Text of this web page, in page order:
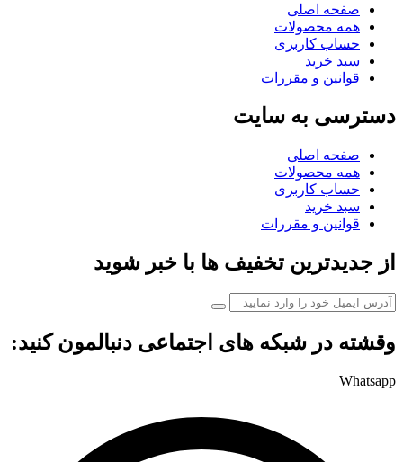
صفحه اصلی
همه محصولات
حساب کاربری
سبد خرید
قوانین و مقررات
دسترسی به سایت
صفحه اصلی
همه محصولات
حساب کاربری
سبد خرید
قوانین و مقررات
از جدیدترین تخفیف ها با خبر شوید
وقشته در شبکه های اجتماعی دنبالمون کنید:
Whatsapp